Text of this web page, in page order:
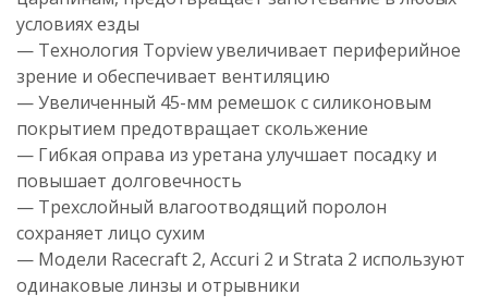
условиях езды
— Технология Topview увеличивает периферийное
зрение и обеспечивает вентиляцию
— Увеличенный 45-мм ремешок с силиконовым
покрытием предотвращает скольжение
— Гибкая оправа из уретана улучшает посадку и
повышает долговечность
— Трехслойный влагоотводящий поролон
сохраняет лицо сухим
— Модели Racecraft 2, Accuri 2 и Strata 2 используют
одинаковые линзы и отрывники